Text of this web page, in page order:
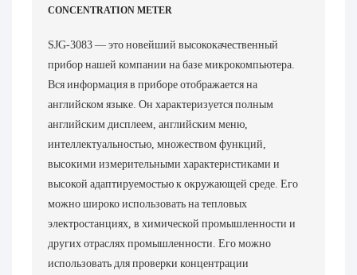
CONCENTRATION METER
SJG-3083 — это новейший высококачественный
прибор нашей компании на базе микрокомпьютера.
Вся информация в приборе отображается на
английском языке. Он характеризуется полным
английским дисплеем, английским меню,
интеллектуальностью, множеством функций,
высокими измерительными характеристиками и
высокой адаптируемостью к окружающей среде. Его
можно широко использовать на тепловых
электростанциях, в химической промышленности и
других отраслях промышленности. Его можно
использовать для проверки концентрации